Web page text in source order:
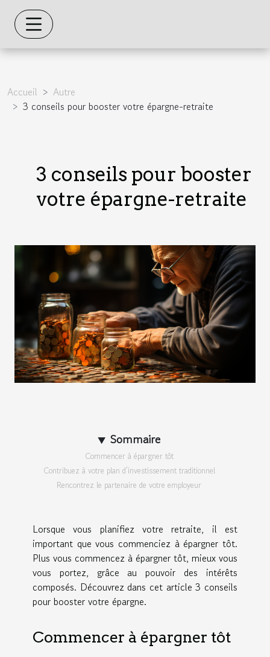
Accueil
Autre
3 conseils pour booster votre épargne-retraite
3 conseils pour booster
votre épargne-retraite
Sommaire
Commencer à épargner tôt
Contribuez à votre plan d’investissement traditionnel
Rencontrez le partenaire de votre employeur
Lorsque vous planifiez votre retraite, il est
important que vous commenciez à épargner tôt.
Plus vous commencez à épargner tôt, mieux vous
vous portez, grâce au pouvoir des intérêts
composés. Découvrez dans cet article 3 conseils
pour booster votre épargne.
Commencer à épargner tôt